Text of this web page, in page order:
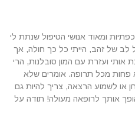
ומאוד אנושי הטיפול שנתת לי
לב של זהב, הייתי כל כך חולה, אך
ועזרת עם המון סובלנות, הרי
פחות מכל תרופה. אומרים שלא
או לשמוע הרצאה, צריך להיות גם
אותך לרופאה מעולה! תודה על